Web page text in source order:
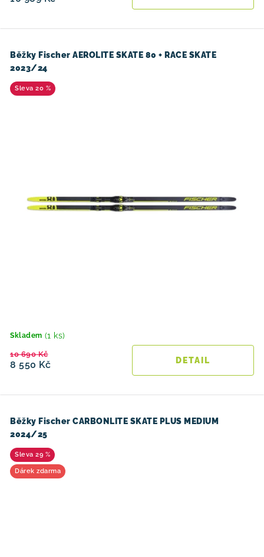
Běžky Fischer AEROLITE SKATE 80 + RACE SKATE
2023/24
20 %
Skladem (1 ks)
8 550 Kč
10 690 Kč
Běžky Fischer CARBONLITE SKATE PLUS MEDIUM
2024/25
29 %
Dárek zdarma